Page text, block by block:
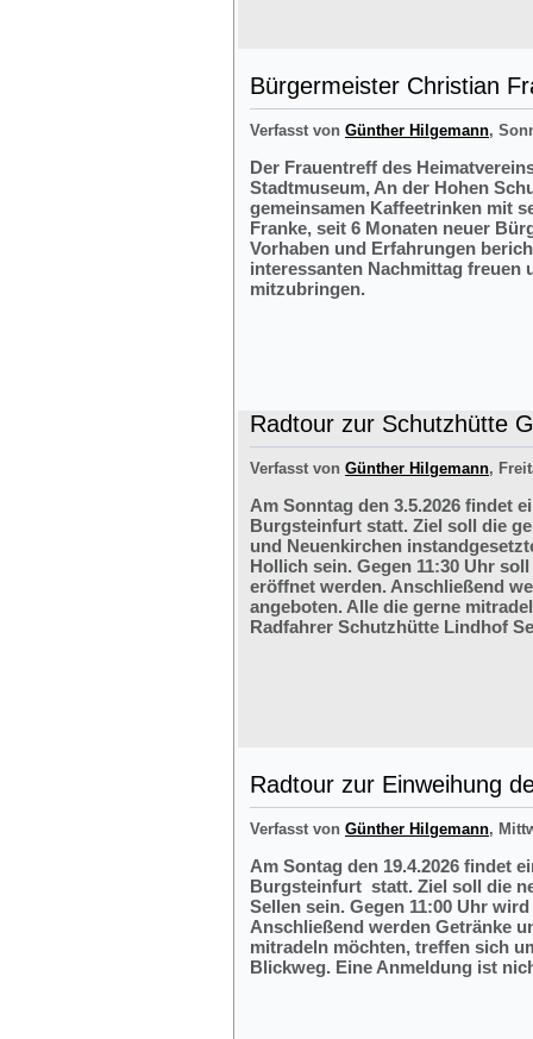
Bürgermeister Christian
Verfasst von Günther Hilgemann,
Der Frauentreff des
Stadtmuseum, An der Hohen
gemeinsamen Kaffeetrinken mit
Franke, seit 6 Monaten neuer
Vorhaben und Erfahrungen
interessanten Nachmittag freuen
mitzubringen.
Radtour zur Schutzhütte
Verfasst von Günther Hilgemann,
Am Sonntag den 3.5.2026 findet
Burgsteinfurt statt. Ziel soll die
und Neuenkirchen
Hollich sein. Gegen 11:30 Uhr
eröffnet werden. Anschließend
angeboten. Alle die gerne
Radfahrer Schutzhütte Lindhof
Radtour zur Einweihung
Verfasst von Günther Hilgemann,
Am Sontag den 19.4.2026 findet
Burgsteinfurt statt. Ziel soll die
Sellen sein. Gegen 11:00 Uhr
Anschließend werden Getränke
mitradeln möchten, treffen sich
Blickweg. Eine Anmeldung ist